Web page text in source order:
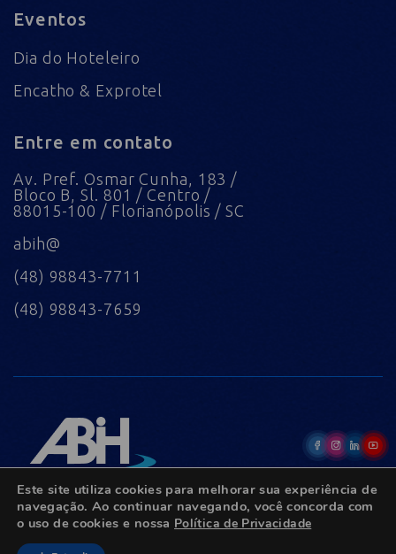
Eventos
Dia do Hoteleiro
Encatho & Exprotel
Entre em contato
Av. Pref. Osmar Cunha, 183 /
Bloco B, Sl. 801 / Centro /
88015-100 / Florianópolis / SC
abih@
(48) 98843-7711
(48) 98843-7659
© Copyright 2022 - Todos os direitos reservados.
Este site utiliza cookies para melhorar sua experiência de
navegação. Ao continuar navegando, você concorda com
o uso de cookies e nossa Política de Privacidade